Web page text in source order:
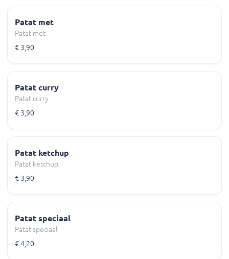
Patat met
Patat met
€ 3,90
Patat curry
Patat curry
€ 3,90
Patat ketchup
Patat ketchup
€ 3,90
Patat speciaal
Patat speciaal
€ 4,20